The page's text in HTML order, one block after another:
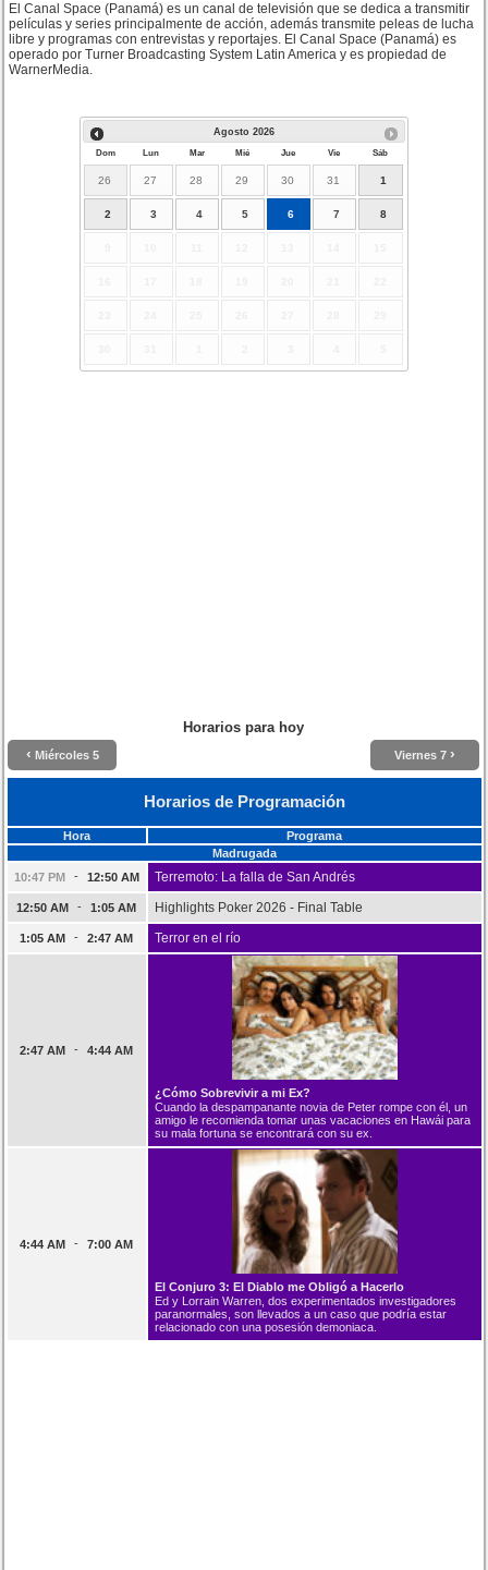
El Canal Space (Panamá) es un canal de televisión que se dedica a transmitir
películas y series principalmente de acción, además transmite peleas de lucha
libre y programas con entrevistas y reportajes. El Canal Space (Panamá) es
operado por Turner Broadcasting System Latin America y es propiedad de
WarnerMedia.
Agosto 2026
Dom Lun Mar Mié Jue Vie Sáb
26 27 28 29 30 31 1
2 3 4 5 6 7 8
Horarios para hoy
‹ Miércoles 5 Viernes 7 ›
Horarios de Programación
Hora
Programa
Madrugada
10:47 PM
- 12:50 AM Terremoto: La falla de San Andrés
12:50 AM - 1:05 AM Highlights Poker 2026 - Final Table
1:05 AM - 2:47 AM Terror en el río
2:47 AM - 4:44 AM
¿Cómo Sobrevivir a mi Ex?
Cuando la despampanante novia de Peter rompe con él, un
amigo le recomienda tomar unas vacaciones en Hawái para
su mala fortuna se encontrará con su ex.
4:44 AM - 7:00 AM
El Conjuro 3: El Diablo me Obligó a Hacerlo
Ed y Lorrain Warren, dos experimentados investigadores
paranormales, son llevados a un caso que podría estar
relacionado con una posesión demoniaca.